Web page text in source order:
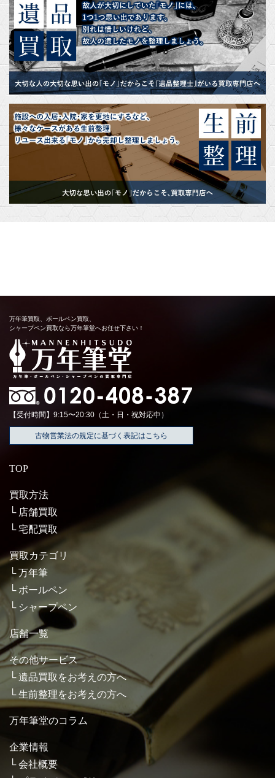
万年筆買取、ボールペン買取、
シャープペン買取なら万年筆堂へお任せ下さい！
【受付時間】9:15〜20:30（土・日・祝対応中）
古物営業法の規定に基づく表記はこちら
TOP
買取方法
店舗買取
宅配買取
買取カテゴリ
万年筆
ボールペン
シャープペン
店舗一覧
その他サービス
遺品買取をお考えの方へ
生前整理をお考えの方へ
万年筆堂のコラム
企業情報
会社概要